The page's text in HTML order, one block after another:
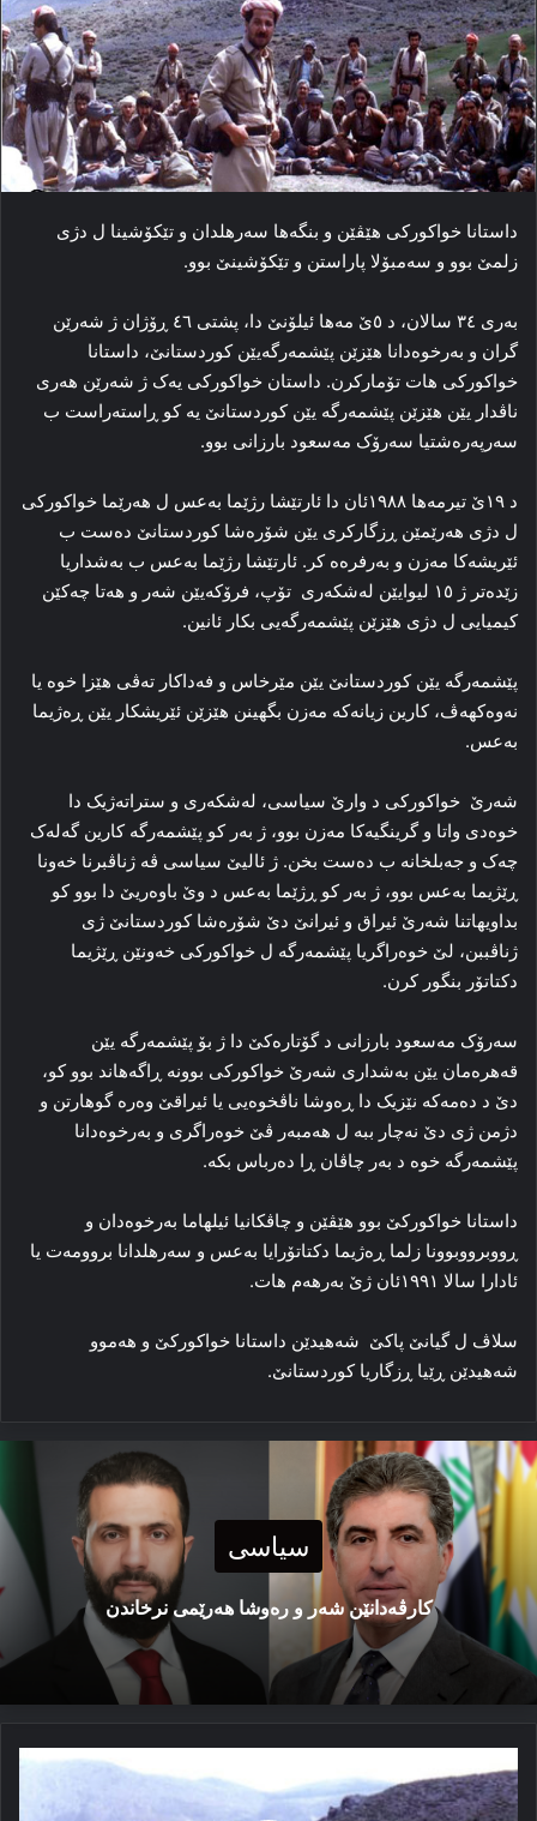
داستانا خواکورکی هێڤێن و بنگه‌ها سه‌رهلدان و تێکۆشینا ل دژی
زلمێ بوو و سه‌مبۆلا پاراستن و تێکۆشینێ بوو.
به‌ری ۳٤ سالان، د ٥ێ مەها ئیلۆنێ دا، پشتی ٤٦ ڕۆژان ژ شەرێن
گران و به‌رخوه‌دانا هێزێن پێشمه‌رگه‌یێن کوردستانێ، داستانا
خواکورکی هات تۆمارکرن. داستان خواکورکی یه‌ک ژ شه‌رێن هه‌ری
ناڤدار یێن هێزێن پێشمه‌رگه‌ یێن کوردستانێ یه‌ کو ڕاسته‌راست ب
سه‌رپه‌ره‌شتیا سه‌رۆک مه‌سعود بارزانی بوو.
د ۱۹ێ تیرمه‌ها ۱۹۸۸ئان دا ئارتێشا رژێما بەعس ل هه‌رێما خواکورکی
ل دژی هه‌رێمێن ڕزگارکری یێن شۆره‌شا کوردستانێ ده‌ست ب
ئێریشه‌کا مەزن و به‌رفره‌ه کر. ئارتێشا رژێما بەعس ب به‌شداریا
زێده‌تر ژ ۱٥ لیوایێن له‌شکه‌ری تۆپ، فرۆکه‌یێن شه‌ر و هه‌تا چه‌کێن
کیمیایی ل دژی هێزێن پێشمەرگەیی بکار ئانین.
پێشمه‌رگه‌ یێن کوردستانێ یێن مێرخاس و فه‌داکار ته‌ڤی هێزا خوه‌ یا
نه‌وه‌کهه‌ڤ، کارین زیانه‌که‌ مه‌زن بگهینن هێزێن ئێریشکار یێن ڕه‌ژیما
بەعس.
شه‌رێ خواکورکی د وارێ سیاسی، له‌شکه‌ری و ستراته‌ژیک دا
خوه‌دی واتا و گرینگیه‌کا مه‌زن بوو، ژ به‌ر کو پێشمه‌رگه‌ کارین گه‌له‌ک
چه‌ک و جه‌بلخانه‌ ب ده‌ست بخن. ژ ئالیێ سیاسی ڤه‌ ژناڤبرنا خه‌ونا
ڕێژیما بەعس بوو، ژ به‌ر کو ڕژێما بەعس د وێ باوه‌ریێ دا بوو کو
بداویهاتنا شه‌رێ ئیراق و ئیرانێ دێ شۆره‌شا کوردستانێ ژی
ژناڤببن، لێ خوه‌راگریا پێشمه‌رگه‌ ل خواکورکی خه‌ونێن ڕێژیما
دکتاتۆر بنگور کرن.
سه‌رۆک مه‌سعود بارزانی د گۆتاره‌کێ دا ژ بۆ پێشمه‌رگه‌ یێن
قه‌هره‌مان یێن به‌شداری شه‌رێ خواکورکی بوونه‌ ڕاگەهاند بوو کو،
دێ د ده‌مه‌که‌ نێزیک دا ڕه‌وشا ناڤخوه‌یی یا ئیراقێ وه‌ره‌ گوهارتن و
دژمن ژی دێ نه‌چار ببه‌ ل هه‌مبه‌ر ڤێ خوه‌راگری و به‌رخوه‌دانا
پێشمه‌رگه‌ خوه‌ د به‌ر چاڤان ڕا ده‌رباس بکه‌.
داستانا خواکورکێ بوو هێڤێن و چاڤکانیا ئیلهاما به‌رخوه‌دان و
ڕووبرووبوونا زلما ڕه‌ژیما دکتاتۆرایا بەعس و سه‌رهلدانا بروومه‌ت یا
ئادارا سالا ۱۹۹۱ئان ژێ به‌رهه‌م هات.
سلاڤ ل گیانێ پاکێ شه‌هیدێن داستانا خواکورکێ و هه‌موو
شه‌هیدێن ڕێیا ڕزگاریا کوردستانێ.
سیاسی
كارڤەدانێن شەر و رەوشا هەرێمی نرخاندن
داستانا
خواکورکی
هێڤێنێ